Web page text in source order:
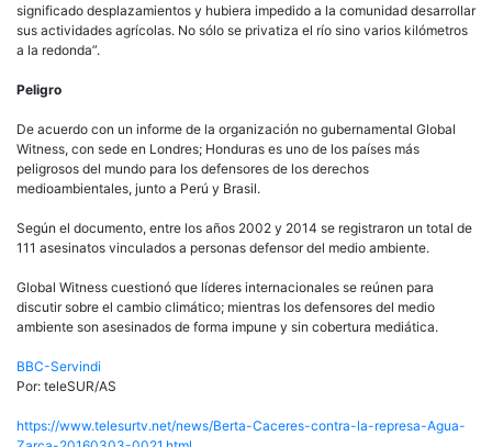
significado desplazamientos y hubiera impedido a la comunidad desarrollar
sus actividades agrícolas. No sólo se privatiza el río sino varios kilómetros
a la redonda”.
Peligro
De acuerdo con un informe de la organización no gubernamental Global
Witness, con sede en Londres; Honduras es uno de los países más
peligrosos del mundo para los defensores de los derechos
medioambientales, junto a Perú y Brasil.
Según el documento, entre los años 2002 y 2014 se registraron un total de
111 asesinatos vinculados a personas defensor del medio ambiente.
Global Witness cuestionó que líderes internacionales se reúnen para
discutir sobre el cambio climático; mientras los defensores del medio
ambiente son asesinados de forma impune y sin cobertura mediática.
BBC-Servindi
Por: teleSUR/AS
https://www.telesurtv.net/news/Berta-Caceres-contra-la-represa-Agua-